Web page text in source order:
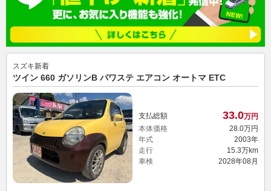
スズキ新着
ツイン 660 ガソリンB パワステ エアコン オートマ ETC
支払総額 33.0万円
本体価格
28.0万円
年式
2003年
走行
15.3万km
車検
2028年08月